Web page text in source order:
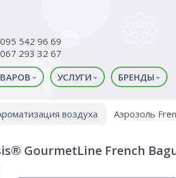
542 96 69
293 32 67
УСЛУГИ БРЕНДЫ
воздуха Аэрозоль
GourmetLine French